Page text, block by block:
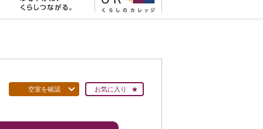
空室を確認 お気に入り